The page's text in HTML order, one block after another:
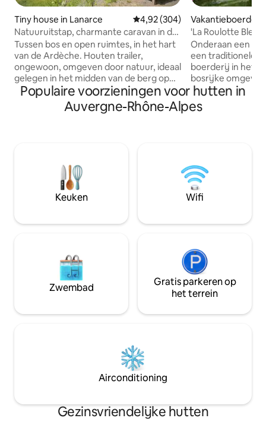
Tiny house in Lanarce Gemiddelde beoordeling van
4,92 (304)
Natuuruitstap, charmante caravan in de
Ardèche
Tussen bos en open ruimtes, in het hart
van de Ardèche. Houten trailer,
ongewoon, omgeven door natuur, ideaal
gelegen in het midden van de berg op
1260m hoogte. Hondenslee-structuur
op het terrein. Activiteiten voor elk
seizoen 🐾 Natuur- en
buitenactiviteiten en herverbinding met
de eenvoudige dingen van het leven. ⛰️
☀️🌲❄️🐾🍂🪶
Vakantieboerderij
'La Roulotte
van de vallei
Onderaan een
een traditionele
boerderij in het
bosrijke omgeving. namelijk, je
je midden in de
kikkers, enz., het
soms stoffig door
keuken en bad,
toiletten/LAKENS
NIET VOORZIEN.
Populaire voorzieningen voor hutten in
Auvergne-Rhône-Alpes
Keuken Wifi
Zwembad
Gratis parkeren op
het terrein
Airconditioning
Gezinsvriendelijke hutten